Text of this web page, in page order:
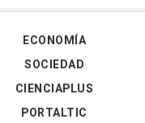
ECONOMÍA
SOCIEDAD
CIENCIAPLUS
PORTALTIC